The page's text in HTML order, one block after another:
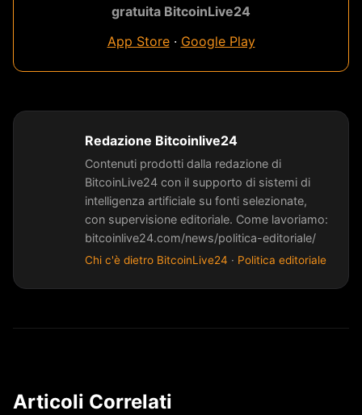
gratuita BitcoinLive24
App Store· Google Play
Redazione Bitcoinlive24
Contenuti prodotti dalla redazione di
BitcoinLive24 con il supporto di sistemi di
intelligenza artificiale su fonti selezionate,
con supervisione editoriale. Come lavoriamo:
bitcoinlive24.com/news/politica-editoriale/
Chi c'è dietro BitcoinLive24 · Politica editoriale
Articoli Correlati